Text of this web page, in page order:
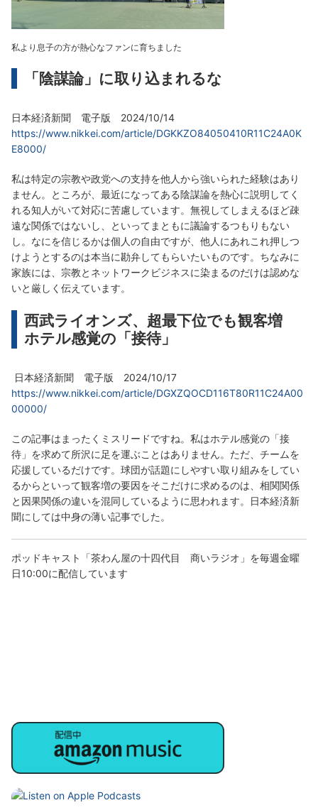
私より息子の方が熱心なファンに育ちました
「陰謀論」に取り込まれるな
日本経済新聞 電子版 2024/10/14
https://www.nikkei.com/article/DGKKZO84050410R11C24A0K
E8000/
私は特定の宗教や政党への支持を他人から強いられた経験はあり
ません。ところが、最近になってある陰謀論を熱心に説明してく
れる知人がいて対応に苦慮しています。無視してしまえるほど疎
遠な関係ではないし、といってまともに議論するつもりもない
し。なにを信じるかは個人の自由ですが、他人にあれこれ押しつ
けようとするのは本当に勘弁してもらいたいものです。ちなみに
家族には、宗教とネットワークビジネスに染まるのだけは認めな
いと厳しく伝えています。
西武ライオンズ、超最下位でも観客増
ホテル感覚の「接待」
日本経済新聞 電子版 2024/10/17
https://www.nikkei.com/article/DGXZQOCD116T80R11C24A00
00000/
この記事はまったくミスリードですね。私はホテル感覚の「接
待」を求めて所沢に足を運ぶことはありません。ただ、チームを
応援しているだけです。球団が話題にしやすい取り組みをしてい
るからといって観客増の要因をそこだけに求めるのは、相関関係
と因果関係の違いを混同しているように思われます。日本経済新
聞にしては中身の薄い記事でした。
ポッドキャスト「茶わん屋の十四代目 商いラジオ」を毎週金曜
日10:00に配信しています